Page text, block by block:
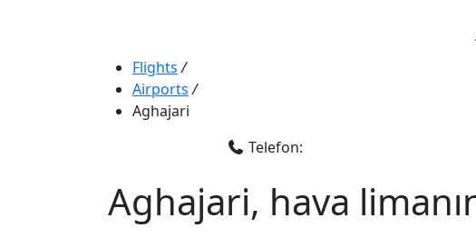
Flights /
Airports /
Aghajari
Telefon:
Aghajari, hava